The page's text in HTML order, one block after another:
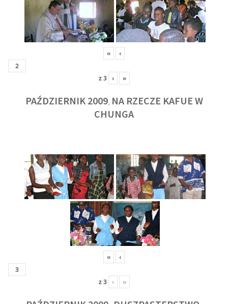
« ‹
z3 › »
PAŹDZIERNIK 2009, NA RZECZE KAFUE W
CHUNGA
« ‹
z3 › »